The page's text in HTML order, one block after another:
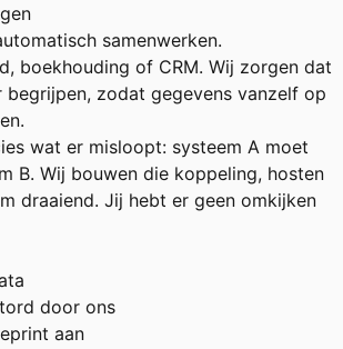
samenwerken.
boekhouding of CRM. Wij zorgen dat
begrijpen, zodat gegevens vanzelf op
wat er misloopt: systeem A moet
B. Wij bouwen die koppeling, hosten
draaiend. Jij hebt er geen omkijken
door ons
aan